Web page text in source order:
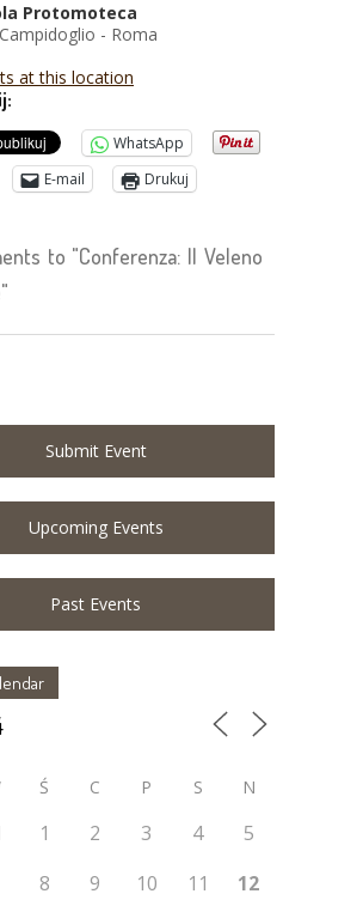
Protomoteca
- Roma
at this location
WhatsApp
E-mail
Drukuj
to "Conferenza: Il Veleno
Submit Event
Upcoming Events
Past Events
Ś C P S N
1 2 3 4
5
8 9 10 11
12